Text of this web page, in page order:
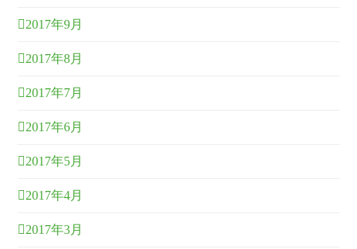
2017年9月
2017年8月
2017年7月
2017年6月
2017年5月
2017年4月
2017年3月